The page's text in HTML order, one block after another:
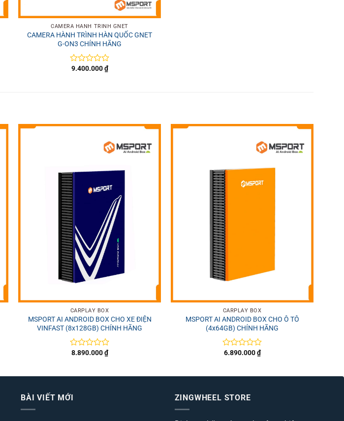
CAMERA HÀNH TRÌNH GNET
CAMERA HÀNH TRÌNH HÀN QUỐC GNET
G-ON3 CHÍNH HÃNG
Được
9.400.000₫
CARPLAY BOX
MSPORT AI ANDROID BOX CHO XE ĐIỆN
VINFAST (8x128GB) CHÍNH HÃNG
Được
0
sao
8.890.000₫
CARPLAY BOX
MSPORT AI ANDROID BOX CHO Ô TÔ
(4x64GB) CHÍNH HÃNG
Được
0
sao
6.890.000₫
BÀI VIẾT MỚI ZINGWHEEL STORE